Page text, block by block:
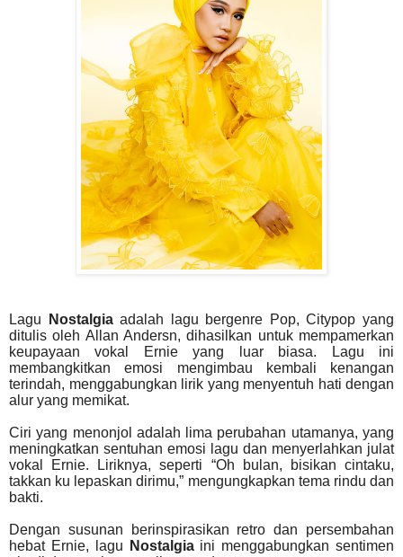
Lagu Nostalgiaadalah lagu bergenre Pop, Citypop yang
ditulis oleh Allan Andersn, dihasilkan untuk mempamerkan
keupayaan vokal Ernie yang luar biasa. Lagu ini
membangkitkan emosi mengimbau kembali kenangan
terindah, menggabungkan lirik yang menyentuh hati dengan
alur yang memikat.
Ciri yang menonjol adalah lima perubahan utamanya, yang
meningkatkan sentuhan emosi lagu dan menyerlahkan julat
vokal Ernie. Liriknya, seperti “Oh bulan, bisikan cintaku,
takkan ku lepaskan dirimu,” mengungkapkan tema rindu dan
bakti.
Dengan susunan berinspirasikan retro dan persembahan
hebat Ernie, lagu
Nostalgia ini menggabungkan sentimen